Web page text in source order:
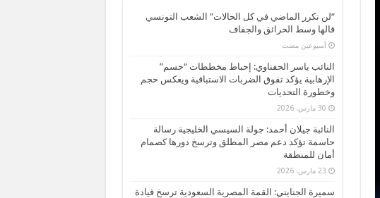
“لن نكرر الماضي في كل الحالات” الشعب التونسي
قالها وسط الحرائق والجفاف
‏أسبوعين مضت
النائب ياسر الحفناوي: إحباط مخططات “حسم”
الإرهابية يؤكد تفوق الضربات الاستباقية ويعكس حجم
وخطورة التحديات
30 مارس، 2026
النائبة جيلان أحمد: جولة السيسي الخليجية رسالة
حاسمة تؤكد دعم مصر المطلق وترسخ دورها كصمام
أمان للمنطقة
23 مارس، 2026
سميرة الجنايني: القمة المصرية السعودية ترسخ قيادة